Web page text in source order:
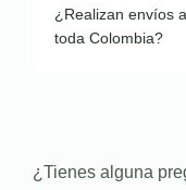
¿Realizan envíos a
toda Colombia?
¿Tienes alguna